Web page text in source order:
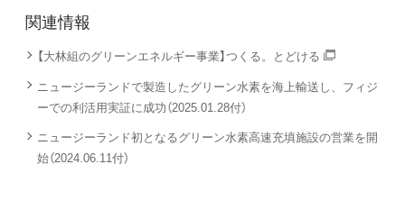
関連情報
【大林組のグリーンエネルギー事業】つくる。とどける
ニュージーランドで製造したグリーン水素を海上輸送し、フィジ
ーでの利活用実証に成功（2025.01.28付）
ニュージーランド初となるグリーン水素高速充填施設の営業を開
始（2024.06.11付）